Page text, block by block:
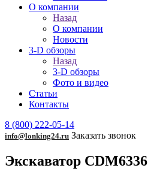
О компании
Назад
О компании
Новости
3-D обзоры
Назад
3-D обзоры
Фото и видео
Статьи
Контакты
8 (800) 222-05-14
info@lonking24.ru Заказать звонок
Экскаватор CDM6336